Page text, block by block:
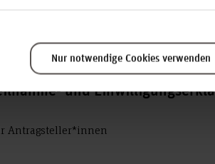
Nur notwendige Cookies verwenden
und
Antragsteller*innen